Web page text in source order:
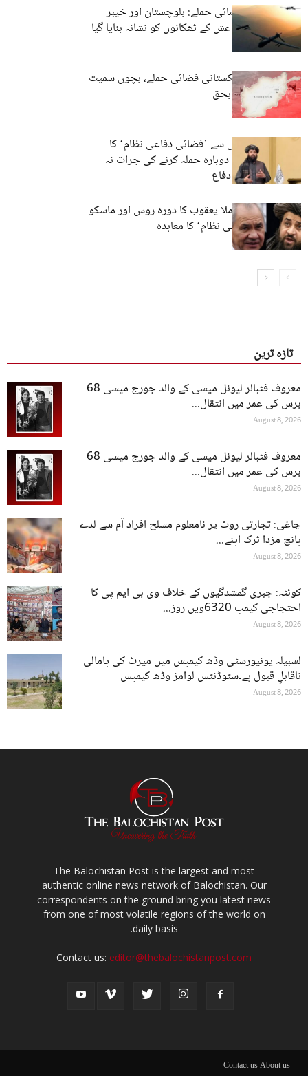
افغانستان کی فضائی حملے: بلوچستان اور خیبر
پختونخوا میں داعش کے ٹھکانوں کو نشانہ بنایا گیا
افغانستان میں پاکستانی فضائی حملے، بچوں سمیت
متعدد افراد جاں بحق
افغانستان کا روس سے ’فضائی دفاعی نظام‘ کا
معاہدہ: ’پاکستان دوبارہ حملہ کرنے کی جرات نہ
کرے۔ افغان وزیر دفاع
افغان وزیر دفاع ملا یعقوب کا دورہ روس اور ماسکو
سے ’فضائی دفاعی نظام‘ کا معاہدہ
تازہ ترین
معروف فٹبالر لیونل میسی کے والد جورج میسی 68
برس کی عمر میں انتقال...
August 8, 2026
معروف فٹبالر لیونل میسی کے والد جورج میسی 68
برس کی عمر میں انتقال...
August 8, 2026
چاغی: تجارتی روٹ پر نامعلوم مسلح افراد آم سے لدے
پانچ مزدا ٹرک اپنے...
August 8, 2026
کوئٹہ: جبری گمشدگیوں کے خلاف وی بی ایم پی کا
احتجاجی کیمپ 6320ویں روز...
August 8, 2026
لسبیلہ یونیورسٹی وڈھ کیمپس میں میرٹ کی پامالی
ناقابلِ قبول ہے۔سٹوڈنٹس لوامز وڈھ کیمپس
August 8, 2026
The Balochistan Post is the largest and most
authentic online news network of Balochistan. Our
correspondents on the ground bring you latest news
from one of most volatile regions of the world on
daily basis.
Contact us: editor@thebalochistanpost.com
About us
Contact us